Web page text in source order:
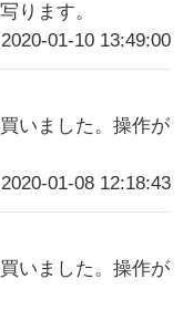
ります。
2020-01-10 13:49:00
いました。操作が
2020-01-08 12:18:43
いました。操作が